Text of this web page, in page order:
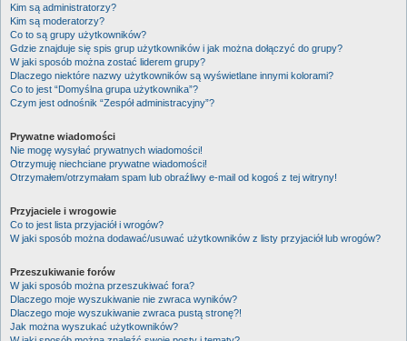
Kim są administratorzy?
Kim są moderatorzy?
Co to są grupy użytkowników?
Gdzie znajduje się spis grup użytkowników i jak można dołączyć do grupy?
W jaki sposób można zostać liderem grupy?
Dlaczego niektóre nazwy użytkowników są wyświetlane innymi kolorami?
Co to jest “Domyślna grupa użytkownika”?
Czym jest odnośnik “Zespół administracyjny”?
Prywatne wiadomości
Nie mogę wysyłać prywatnych wiadomości!
Otrzymuję niechciane prywatne wiadomości!
Otrzymałem/otrzymałam spam lub obraźliwy e-mail od kogoś z tej witryny!
Przyjaciele i wrogowie
Co to jest lista przyjaciół i wrogów?
W jaki sposób można dodawać/usuwać użytkowników z listy przyjaciół lub wrogów?
Przeszukiwanie forów
W jaki sposób można przeszukiwać fora?
Dlaczego moje wyszukiwanie nie zwraca wyników?
Dlaczego moje wyszukiwanie zwraca pustą stronę?!
Jak można wyszukać użytkowników?